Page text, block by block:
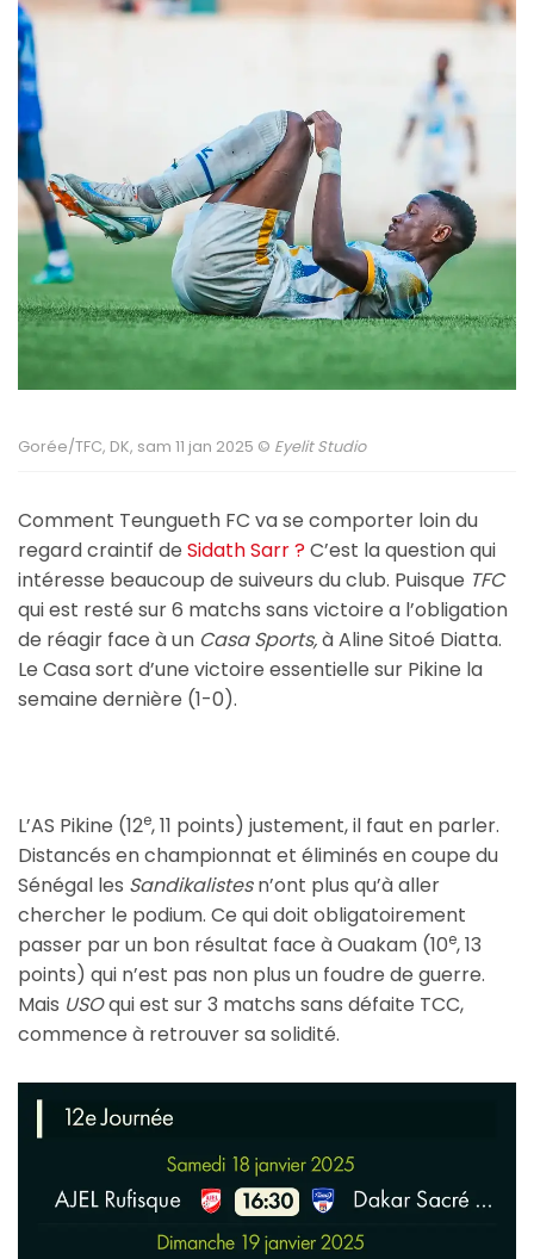
Gorée/TFC, DK, sam 11 jan 2025 © Eyelit Studio
Comment Teungueth FC va se comporter loin du
regard craintif de Sidath Sarr ?C’est la question qui
intéresse beaucoup de suiveurs du club. Puisque TFC
qui est resté sur 6 matchs sans victoire a l’obligation
de réagir face à un Casa Sports,à Aline Sitoé Diatta.
Le Casa sort d’une victoire essentielle sur Pikine la
semaine dernière (1-0).
L’AS Pikine (12e, 11 points) justement, il faut en parler.
Distancés en championnat et éliminés en coupe du
Sénégal les Sandikalistesn’ont plus qu’à aller
chercher le podium. Ce qui doit obligatoirement
passer par un bon résultat face à Ouakam (10e, 13
points) qui n’est pas non plus un foudre de guerre.
Mais USOqui est sur 3 matchs sans défaite TCC,
commence à retrouver sa solidité.